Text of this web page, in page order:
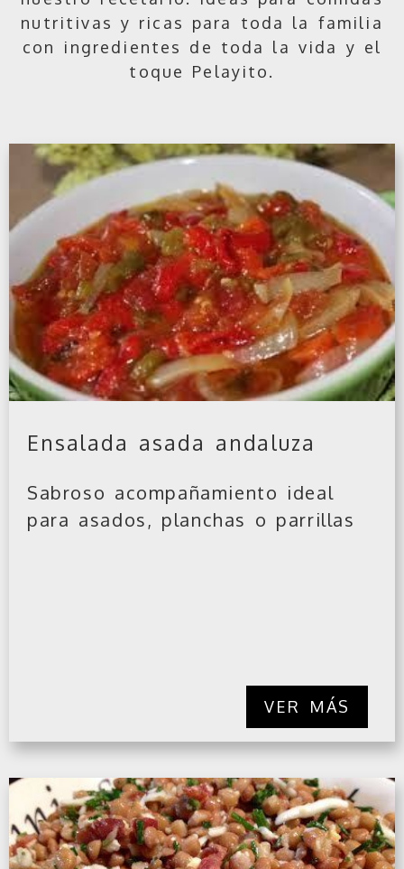
nutritivas y ricas para toda la familia
con ingredientes de toda la vida y el
toque Pelayito.
Ensalada asada andaluza
Sabroso acompañamiento ideal
para asados, planchas o parrillas
VER MÁS